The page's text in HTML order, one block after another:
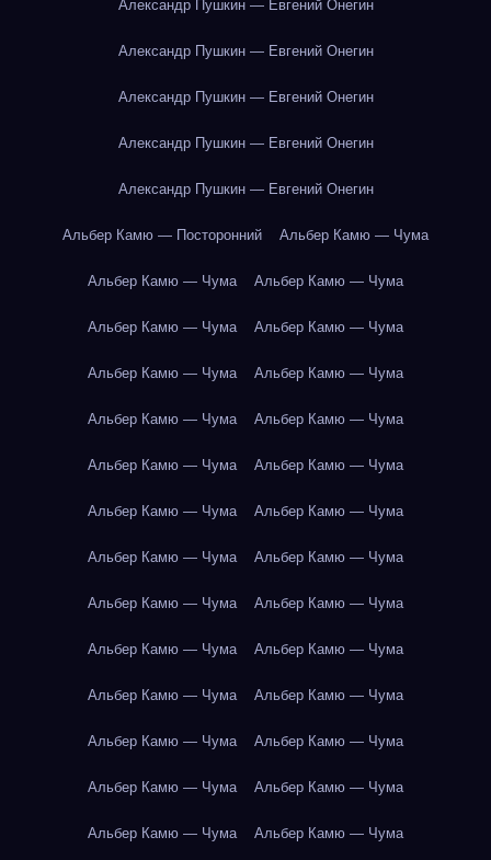
Александр Пушкин — Евгений Онегин
Александр Пушкин — Евгений Онегин
Александр Пушкин — Евгений Онегин
Александр Пушкин — Евгений Онегин
Александр Пушкин — Евгений Онегин
Альбер Камю — Посторонний Альбер Камю — Чума
Альбер Камю — Чума Альбер Камю — Чума
Альбер Камю — Чума Альбер Камю — Чума
Альбер Камю — Чума Альбер Камю — Чума
Альбер Камю — Чума Альбер Камю — Чума
Альбер Камю — Чума Альбер Камю — Чума
Альбер Камю — Чума Альбер Камю — Чума
Альбер Камю — Чума Альбер Камю — Чума
Альбер Камю — Чума Альбер Камю — Чума
Альбер Камю — Чума Альбер Камю — Чума
Альбер Камю — Чума Альбер Камю — Чума
Альбер Камю — Чума Альбер Камю — Чума
Альбер Камю — Чума Альбер Камю — Чума
Альбер Камю — Чума Альбер Камю — Чума